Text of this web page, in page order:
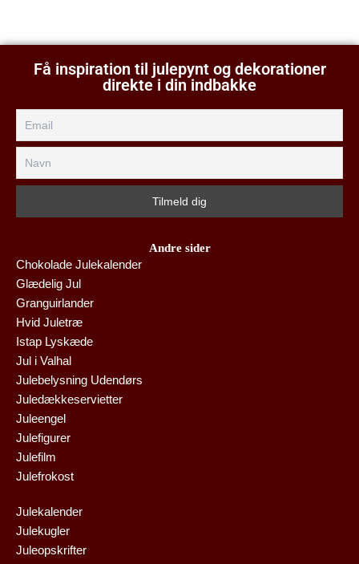
Få inspiration til julepynt og dekorationer
direkte i din indbakke
Andre sider
Chokolade Julekalender
Glædelig Jul
Granguirlander
Hvid Juletræ
Istap Lyskæde
Jul i Valhal
Julebelysning Udendørs
Juledækkeservietter
Juleengel
Julefigurer
Julefilm
Julefrokost
Julekalender
Julekugler
Juleopskrifter